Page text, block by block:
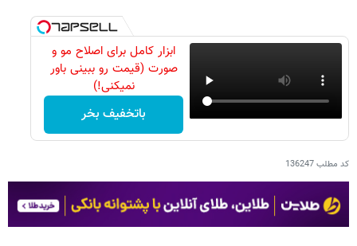
ابزار کامل برای اصلاح مو و
صورت (قیمت رو ببینی باور
نمیکنی!)
باتخفیف بخر
کد مطلب136247